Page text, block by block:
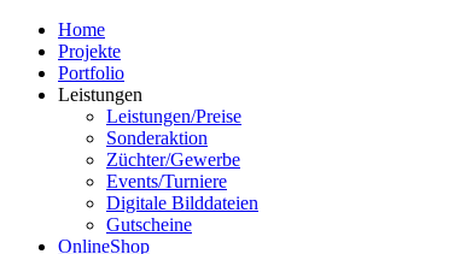
Home
Projekte
Portfolio
Leistungen
Leistungen/Preise
Sonderaktion
Züchter/Gewerbe
Events/Turniere
Digitale Bilddateien
Gutscheine
OnlineShop